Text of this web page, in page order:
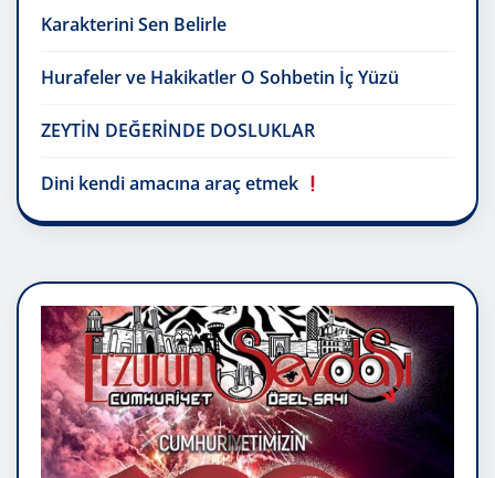
Karakterini Sen Belirle
Hurafeler ve Hakikatler O Sohbetin İç Yüzü
ZEYTİN DEĞERİNDE DOSLUKLAR
Dini kendi amacına araç etmek